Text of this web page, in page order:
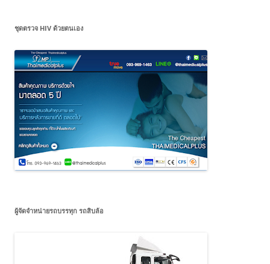
ชุดตรวจ HIV ด้วยตนเอง
ผู้จัดจำหน่ายรถบรรทุก รถสิบล้อ